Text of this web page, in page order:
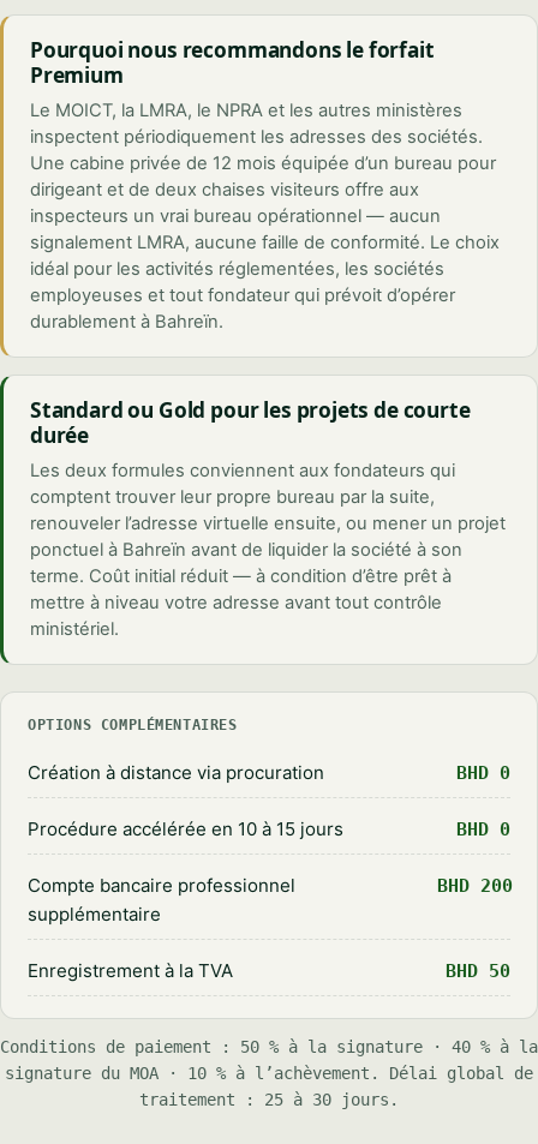
Pourquoi nous recommandons le forfait
Premium
Le MOICT, la LMRA, le NPRA et les autres ministères
inspectent périodiquement les adresses des sociétés.
Une cabine privée de 12 mois équipée d’un bureau pour
dirigeant et de deux chaises visiteurs offre aux
inspecteurs un vrai bureau opérationnel — aucun
signalement LMRA, aucune faille de conformité. Le choix
idéal pour les activités réglementées, les sociétés
employeuses et tout fondateur qui prévoit d’opérer
durablement à Bahreïn.
Standard ou Gold pour les projets de courte
durée
Les deux formules conviennent aux fondateurs qui
comptent trouver leur propre bureau par la suite,
renouveler l’adresse virtuelle ensuite, ou mener un projet
ponctuel à Bahreïn avant de liquider la société à son
terme. Coût initial réduit — à condition d’être prêt à
mettre à niveau votre adresse avant tout contrôle
ministériel.
OPTIONS COMPLÉMENTAIRES
Création à distance via procuration BHD 0
Procédure accélérée en 10 à 15 jours BHD 0
Compte bancaire professionnel
supplémentaire
BHD 200
Enregistrement à la TVA BHD 50
Conditions de paiement : 50 % à la signature · 40 % à la
signature du MOA · 10 % à l’achèvement. Délai global de
traitement : 25 à 30 jours.